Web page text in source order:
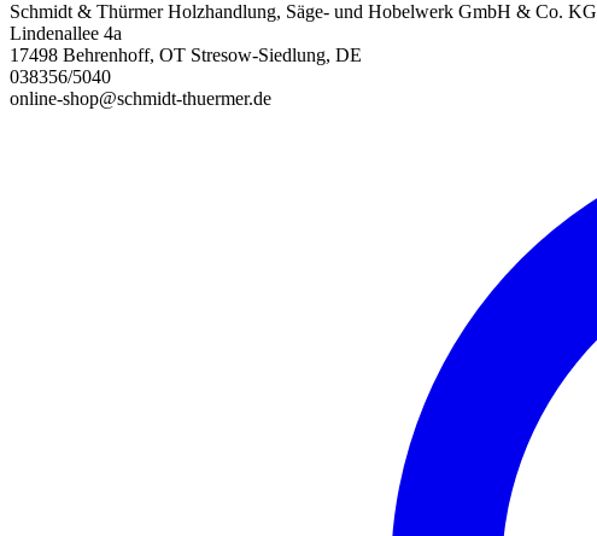
Schmidt & Thürmer Holzhandlung, Säge- und Hobelwerk GmbH & Co. KG
Lindenallee 4a
17498 Behrenhoff, OT Stresow-Siedlung, DE
038356/5040
online-shop@schmidt-thuermer.de